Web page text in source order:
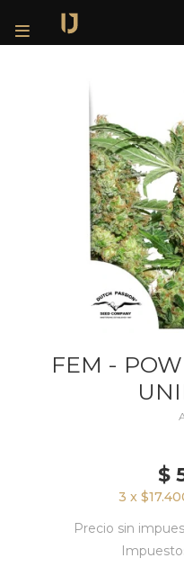

FEM -
$
3 x
Precio sin